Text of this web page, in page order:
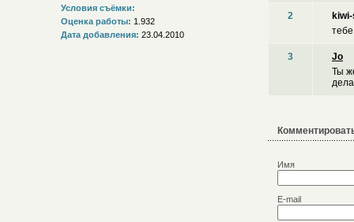
Условия съёмки:
Оценка работы: 1.932
Дата добавления: 23.04.2010
2
3
Jo
Ты
Имя
E-mail